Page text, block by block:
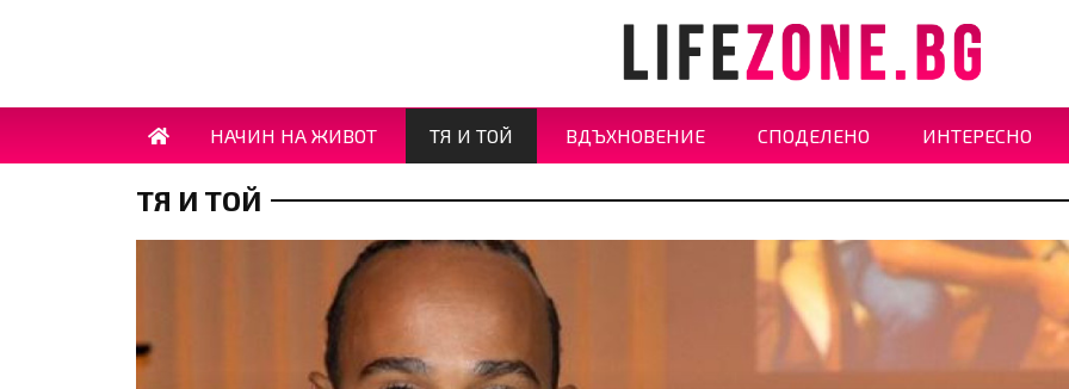
НАЧИН НА ЖИВОТ ТЯ И ТОЙ ВДЪХНОВЕНИЕ СПОДЕЛЕНО ИНТЕРЕСНО
ТЯ И ТОЙ